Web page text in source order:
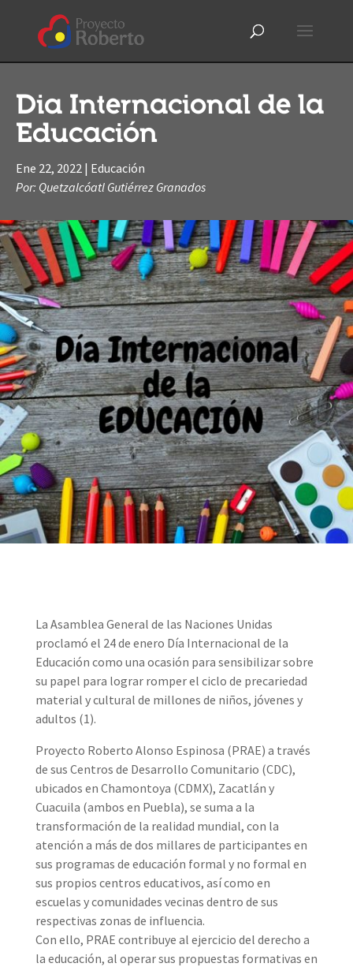
Dia Internacional de la
Educación
Ene 22, 2022 | Educación
Por: Quetzalcóatl Gutiérrez Granados
La Asamblea General de las Naciones Unidas
proclamó el 24 de enero Día Internacional de la
Educación como una ocasión para sensibilizar sobre
su papel para lograr romper el ciclo de precariedad
material y cultural de millones de niños, jóvenes y
adultos (1).
Proyecto Roberto Alonso Espinosa (PRAE) a través
de sus Centros de Desarrollo Comunitario (CDC),
ubicados en Chamontoya (CDMX), Zacatlán y
Cuacuila (ambos en Puebla), se suma a la
transformación de la realidad mundial, con la
atención a más de dos millares de participantes en
sus programas de educación formal y no formal en
sus propios centros educativos, así como en
escuelas y comunidades vecinas dentro de sus
respectivas zonas de influencia.
Con ello, PRAE contribuye al ejercicio del derecho a
la educación, al operar sus propuestas formativas en